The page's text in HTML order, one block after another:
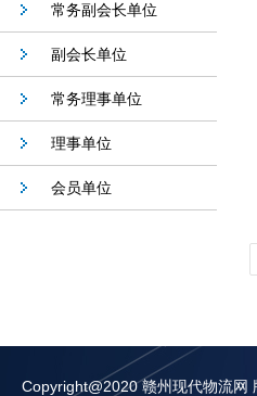
常务副会长单位
副会长单位
常务理事单位
理事单位
会员单位
Copyright@2020 赣州现代物流网